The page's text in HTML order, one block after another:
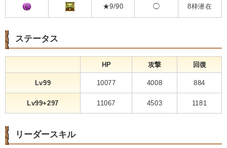
★9/90 ◯ 8枠潜在
ステータス
HP 攻撃 回復
Lv99 10077 4008 884
Lv99+297 11067 4503 1181
リーダースキル